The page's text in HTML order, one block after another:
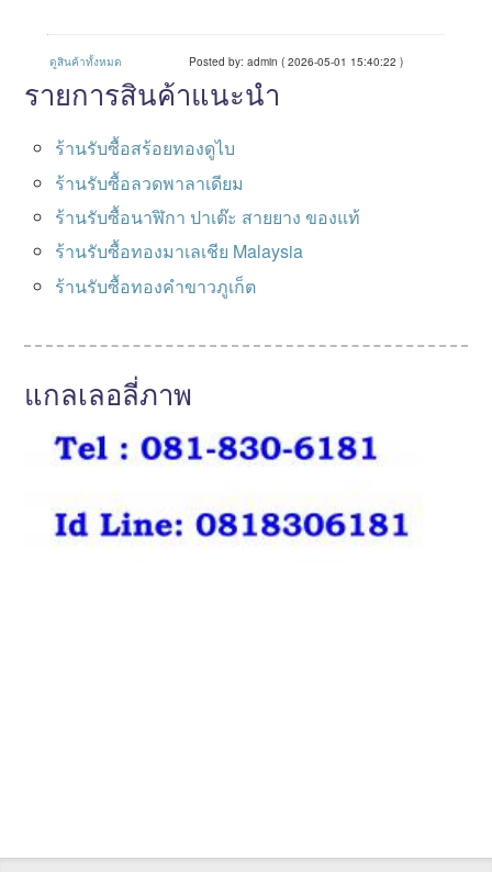
ดูสินค้าทั้งหมด Posted by: admin ( 2026-05-01 15:40:22 )
รายการสินค้าแนะนำ
ร้านรับซื้อสร้อยทองดูไบ
ร้านรับซื้อลวดพาลาเดียม
ร้านรับซื้อนาฬิกา ปาเต๊ะ สายยาง ของแท้
ร้านรับซื้อทองมาเลเชีย Malaysia
ร้านรับซื้อทองคำขาวภูเก็ต
แกลเลอลี่ภาพ